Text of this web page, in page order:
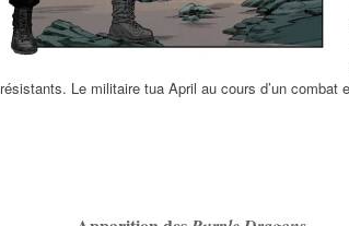
résistants. Le militaire tua April au cours d’un combat